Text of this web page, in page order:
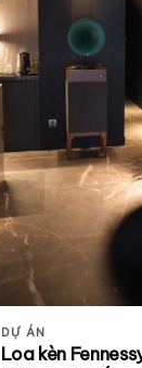
DỰ ÁN
Loa kèn